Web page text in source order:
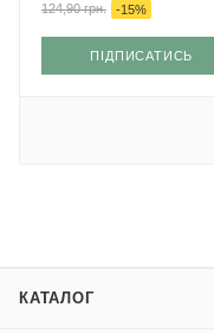
124,90грн. -15%
ПІДПИСАТИСЬ
КАТАЛОГ